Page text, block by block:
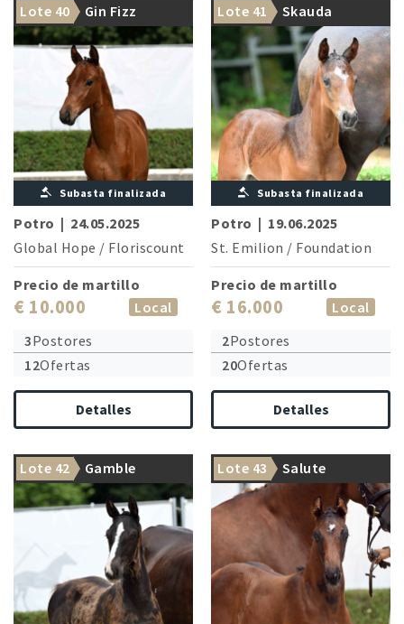
Lote 40 Gin Fizz
Subasta finalizada
Potro | 24.05.2025
Global Hope / Floriscount
Precio de martillo
€ 10.000
Local
3Postores
12Ofertas
Detalles
Lote 41 Skauda
Subasta finalizada
Potro | 19.06.2025
St. Emilion / Foundation
Precio de martillo
€ 16.000
Local
2Postores
20Ofertas
Detalles
Lote 42 Gamble Lote 43 Salute